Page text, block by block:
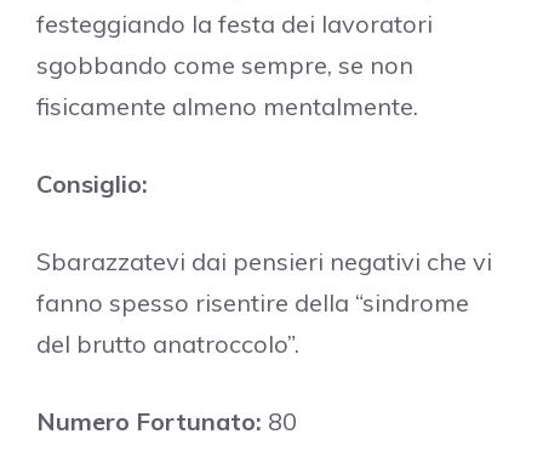
festeggiando la festa dei lavoratori
sgobbando come sempre, se non
fisicamente almeno mentalmente.
Consiglio:
Sbarazzatevi dai pensieri negativi che vi
fanno spesso risentire della “sindrome
del brutto anatroccolo”.
Numero Fortunato: 80